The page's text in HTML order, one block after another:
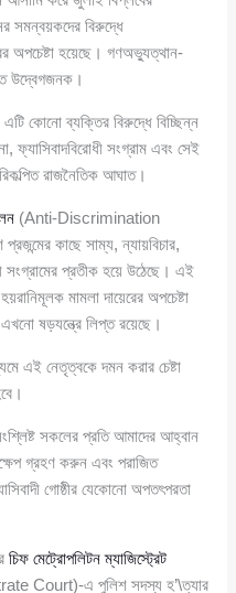
সমন্বয়কদের বিরুদ্ধে
অপচেষ্টা হয়েছে। গণঅভ্যুত্থান-
উদ্বেগজনক।
কোনো ব্যক্তির বিরুদ্ধে বিচ্ছিন্ন
ফ্যাসিবাদবিরোধী সংগ্রাম এবং সেই
রাজনৈতিক আঘাত।
(Anti-Discrimination
কাছে সাম্য, ন্যায়বিচার,
সংগ্রামের প্রতীক হয়ে উঠেছে। এই
মামলা দায়েরের অপচেষ্টা
ষড়যন্ত্রে লিপ্ত রয়েছে।
এই নেতৃত্বকে দমন করার চেষ্টা
সকলের প্রতি আমাদের আহ্বান
গ্রহণ করুন এবং পরাজিত
গোষ্ঠীর যেকোনো অপতৎপরতা
চিফ মেট্রোপলিটন ম্যাজিস্ট্রেট
Court)-এ পুলিশ সদস্য হ’\ত্যার